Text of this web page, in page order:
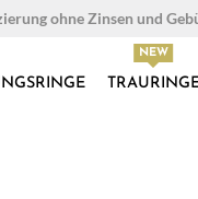
ohne Zinsen und